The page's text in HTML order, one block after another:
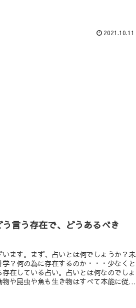
2021.10.11
言う存在で、どうあるべき
います。まず、占いとは何でしょうか？未
？何の為に存在するのか・・・少なくと
在している占い。占いとは何なのでしょ
物や昆虫や魚も生き物はすべて本能に従い